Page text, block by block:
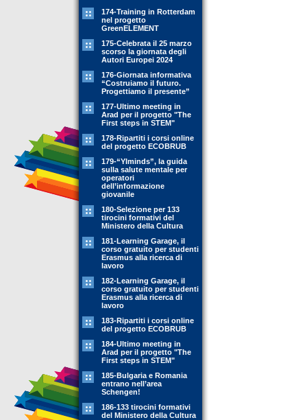
174-Training in Rotterdam
nel progetto
GreenELEMENT
175-Celebrata il 25 marzo
scorso la giornata degli
Autori Europei 2024
176-Giornata informativa
“Costruiamo il futuro.
Progettiamo il presente”
177-Ultimo meeting in
Arad per il progetto "The
First steps in STEM"
178-Ripartiti i corsi online
del progetto ECOBRUB
179-“YIminds”, la guida
sulla salute mentale per
operatori
dell’informazione
giovanile
180-Selezione per 133
tirocini formativi del
Ministero della Cultura
181-Learning Garage, il
corso gratuito per studenti
Erasmus alla ricerca di
lavoro
182-Learning Garage, il
corso gratuito per studenti
Erasmus alla ricerca di
lavoro
183-Ripartiti i corsi online
del progetto ECOBRUB
184-Ultimo meeting in
Arad per il progetto "The
First steps in STEM"
185-Bulgaria e Romania
entrano nell’area
Schengen!
186-133 tirocini formativi
del Ministero della Cultura